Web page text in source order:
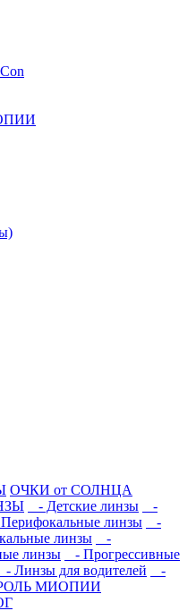
ОЧКИ от СОЛНЦА
- Детские линзы
-
линзы
-
линзы
-
линзы
- Прогрессивные
- Линзы для водителей
-
МИОПИИ